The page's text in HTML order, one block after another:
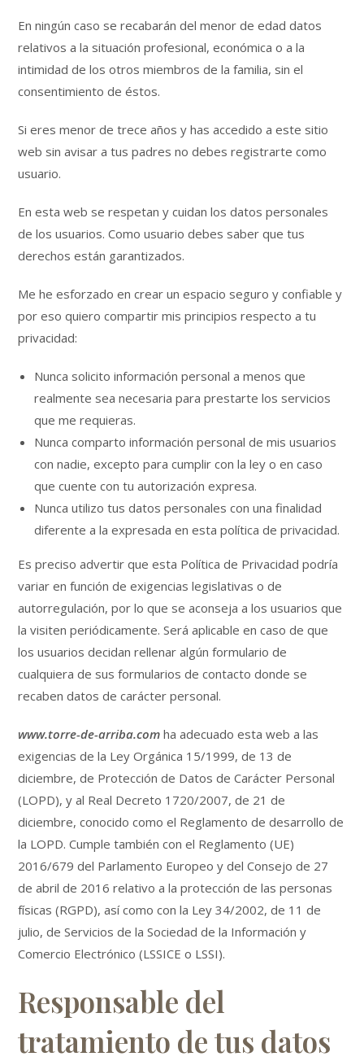
En ningún caso se recabarán del menor de edad datos
relativos a la situación profesional, económica o a la
intimidad de los otros miembros de la familia, sin el
consentimiento de éstos.
Si eres menor de trece años y has accedido a este sitio
web sin avisar a tus padres no debes registrarte como
usuario.
En esta web se respetan y cuidan los datos personales
de los usuarios. Como usuario debes saber que tus
derechos están garantizados.
Me he esforzado en crear un espacio seguro y confiable y
por eso quiero compartir mis principios respecto a tu
privacidad:
Nunca solicito información personal a menos que
realmente sea necesaria para prestarte los servicios
que me requieras.
Nunca comparto información personal de mis usuarios
con nadie, excepto para cumplir con la ley o en caso
que cuente con tu autorización expresa.
Nunca utilizo tus datos personales con una finalidad
diferente a la expresada en esta política de privacidad.
Es preciso advertir que esta Política de Privacidad podría
variar en función de exigencias legislativas o de
autorregulación, por lo que se aconseja a los usuarios que
la visiten periódicamente. Será aplicable en caso de que
los usuarios decidan rellenar algún formulario de
cualquiera de sus formularios de contacto donde se
recaben datos de carácter personal.
www.torre-de-arriba.com ha adecuado esta web a las
exigencias de la Ley Orgánica 15/1999, de 13 de
diciembre, de Protección de Datos de Carácter Personal
(LOPD), y al Real Decreto 1720/2007, de 21 de
diciembre, conocido como el Reglamento de desarrollo de
la LOPD. Cumple también con el Reglamento (UE)
2016/679 del Parlamento Europeo y del Consejo de 27
de abril de 2016 relativo a la protección de las personas
físicas (RGPD), así como con la Ley 34/2002, de 11 de
julio, de Servicios de la Sociedad de la Información y
Comercio Electrónico (LSSICE o LSSI).
Responsable del
tratamiento de tus datos